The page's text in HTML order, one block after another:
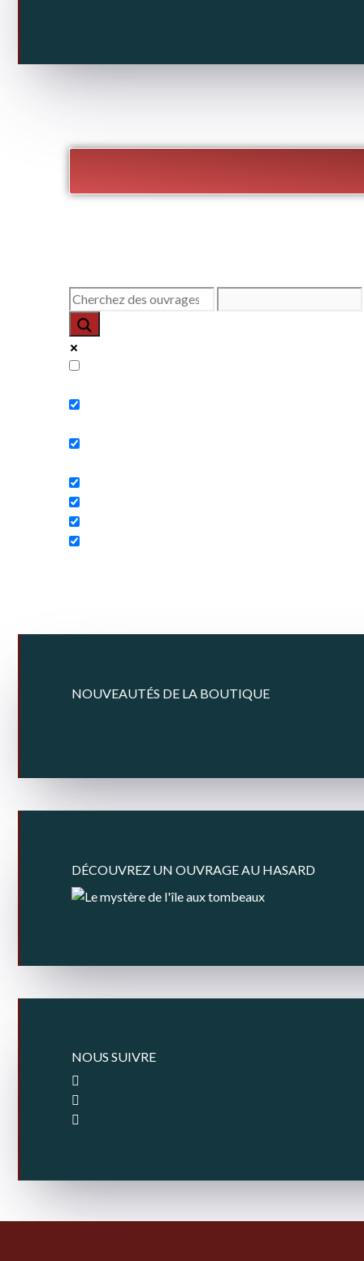
NOUVEAUTÉS DE LA BOUTIQUE
DÉCOUVREZ UN OUVRAGE AU HASARD
NOUS SUIVRE